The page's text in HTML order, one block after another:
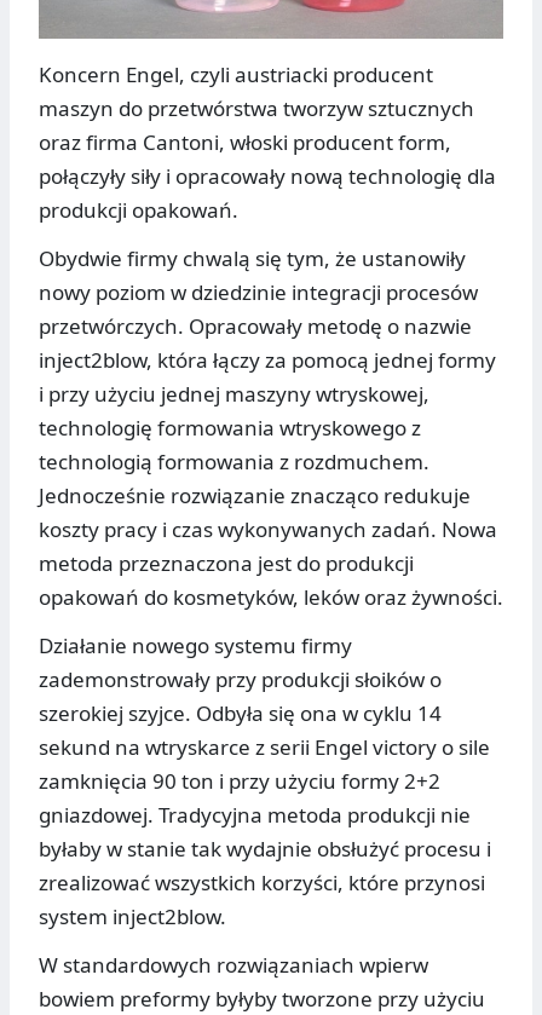
Koncern Engel, czyli austriacki producent
maszyn do przetwórstwa tworzyw sztucznych
oraz firma Cantoni, włoski producent form,
połączyły siły i opracowały nową technologię dla
produkcji opakowań.
Obydwie firmy chwalą się tym, że ustanowiły
nowy poziom w dziedzinie integracji procesów
przetwórczych. Opracowały metodę o nazwie
inject2blow, która łączy za pomocą jednej formy
i przy użyciu jednej maszyny wtryskowej,
technologię formowania wtryskowego z
technologią formowania z rozdmuchem.
Jednocześnie rozwiązanie znacząco redukuje
koszty pracy i czas wykonywanych zadań. Nowa
metoda przeznaczona jest do produkcji
opakowań do kosmetyków, leków oraz żywności.
Działanie nowego systemu firmy
zademonstrowały przy produkcji słoików o
szerokiej szyjce. Odbyła się ona w cyklu 14
sekund na wtryskarce z serii Engel victory o sile
zamknięcia 90 ton i przy użyciu formy 2+2
gniazdowej. Tradycyjna metoda produkcji nie
byłaby w stanie tak wydajnie obsłużyć procesu i
zrealizować wszystkich korzyści, które przynosi
system inject2blow.
W standardowych rozwiązaniach wpierw
bowiem preformy byłyby tworzone przy użyciu